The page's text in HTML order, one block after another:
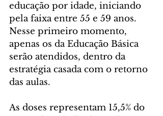
educação por idade, iniciando
pela faixa entre 55 e 59 anos.
Nesse primeiro momento,
apenas os da Educação Básica
serão atendidos, dentro da
estratégia casada com o retorno
das aulas.
As doses representam 15,5% do